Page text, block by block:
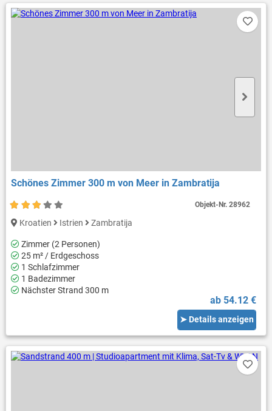
Schönes Zimmer 300 m von Meer in Zambratija
Kroatien Istrien Zambratija
Zimmer (2 Personen)
25 m² / Erdgeschoss
1 Schlafzimmer
1 Badezimmer
Nächster Strand 300 m
ab 54.12 €
➤ Details anzeigen
Objekt-Nr.28962